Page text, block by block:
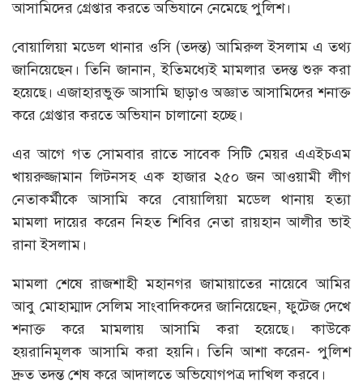
আসামিদের গ্রেপ্তার করতে অভিযানে নেমেছে পুলিশ।
বোয়ালিয়া মডেল থানার ওসি (তদন্ত) আমিরুল ইসলাম এ তথ্য
জানিয়েছেন। তিনি জানান, ইতিমধ্যেই মামলার তদন্ত শুরু করা
হয়েছে। এজাহারভুক্ত আসামি ছাড়াও অজ্ঞাত আসামিদের শনাক্ত
করে গ্রেপ্তার করতে অভিযান চালানো হচ্ছে।
এর আগে গত সোমবার রাতে সাবেক সিটি মেয়র এএইচএম
খায়রুজ্জামান লিটনসহ এক হাজার ২৫০ জন আওয়ামী লীগ
নেতাকর্মীকে আসামি করে বোয়ালিয়া মডেল থানায় হত্যা
মামলা দায়ের করেন নিহত শিবির নেতা রায়হান আলীর ভাই
রানা ইসলাম।
মামলা শেষে রাজশাহী মহানগর জামায়াতের নায়েবে আমির
আবু মোহাম্মাদ সেলিম সাংবাদিকদের জানিয়েছেন, ফুটেজ দেখে
শনাক্ত করে মামলায় আসামি করা হয়েছে। কাউকে
হয়রানিমূলক আসামি করা হয়নি। তিনি আশা করেন- পুলিশ
দ্রুত তদন্ত শেষ করে আদালতে অভিযোগপত্র দাখিল করবে।